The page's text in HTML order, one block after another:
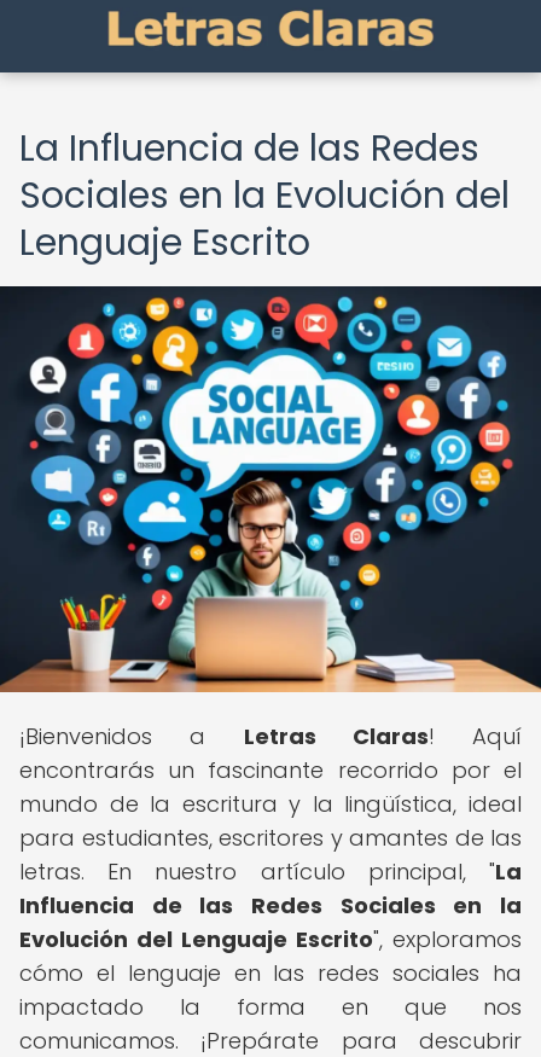
La Influencia de las Redes
Sociales en la Evolución del
Lenguaje Escrito
¡Bienvenidos a Letras Claras! Aquí
encontrarás un fascinante recorrido por el
mundo de la escritura y la lingüística, ideal
para estudiantes, escritores y amantes de las
letras. En nuestro artículo principal, "La
Influencia de las Redes Sociales en la
Evolución del Lenguaje Escrito", exploramos
cómo el lenguaje en las redes sociales ha
impactado la forma en que nos
comunicamos. ¡Prepárate para descubrir